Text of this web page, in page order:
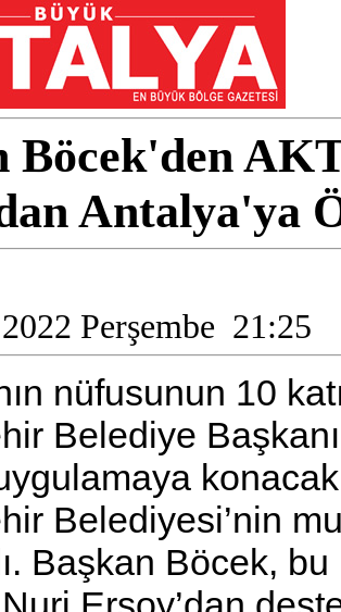
Böcek'den
Antalya'ya
Perşembe 21:25
nüfusunun 10
Belediye
Belediyesi’nin
Başkan Böcek,